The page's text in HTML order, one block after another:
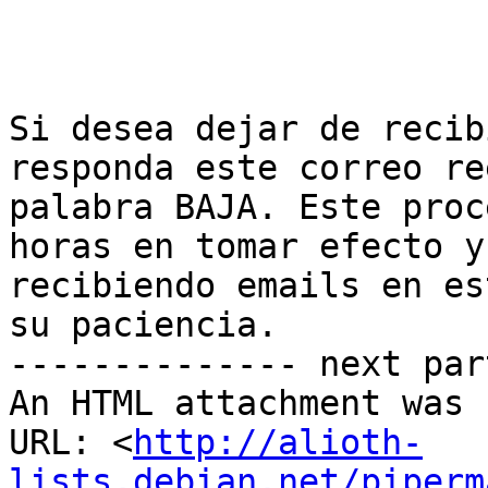
Si desea dejar de
responda este correo
palabra BAJA. Este
horas en tomar efecto
recibiendo emails en
su paciencia.
-------------- next
An HTML attachment
URL: <http://alioth-